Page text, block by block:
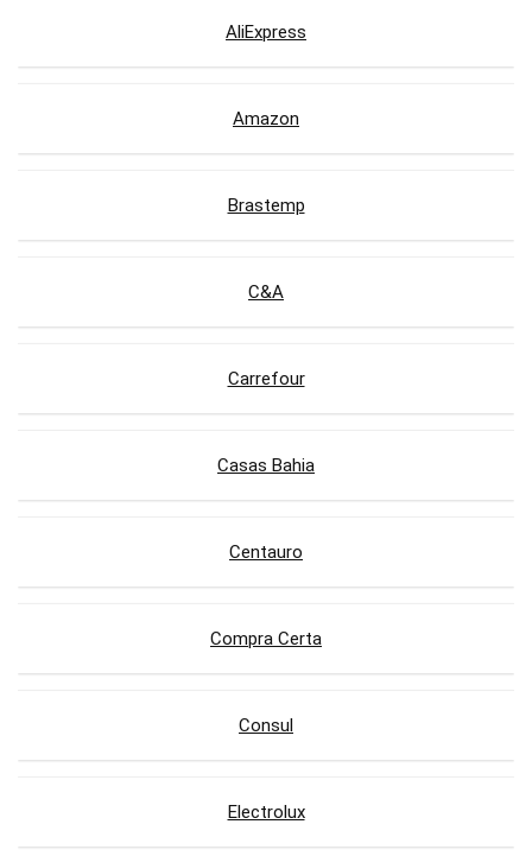
AliExpress
Amazon
Brastemp
C&A
Carrefour
Casas Bahia
Centauro
Compra Certa
Consul
Electrolux